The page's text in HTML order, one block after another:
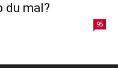
du mal?
95